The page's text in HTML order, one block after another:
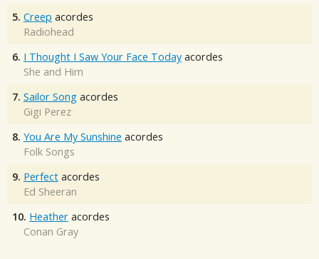
5. Creep acordes
Radiohead
6. I Thought I Saw Your Face Today acordes
She and Him
7. Sailor Song acordes
Gigi Perez
8. You Are My Sunshine acordes
Folk Songs
9. Perfect acordes
Ed Sheeran
10. Heather acordes
Conan Gray